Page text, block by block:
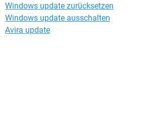
Windows update zurücksetzen
Windows update ausschalten
Avira update